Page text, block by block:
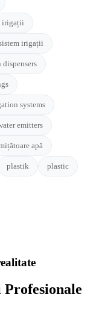
irigații
irigații
systems
emitters
apă
plastik plastic